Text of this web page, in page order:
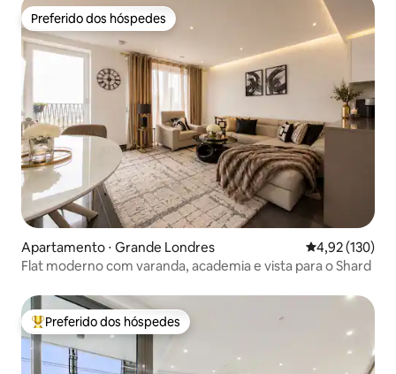
Preferido dos hóspedes
Preferido dos hóspedes
Apartamento ⋅ Grande Londres 4,92 de uma
4,92 (130)
Flat moderno com varanda, academia e vista para o Shard
Entre os melhores preferidos dos hóspedes
Preferido dos hóspedes